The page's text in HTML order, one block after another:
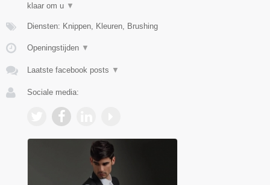
klaar om u ▼
Diensten: Knippen, Kleuren, Brushing
Openingstijden ▼
Laatste facebook posts ▼
Sociale media: